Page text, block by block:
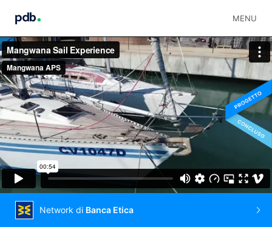
MENU
Network di Banca Etica